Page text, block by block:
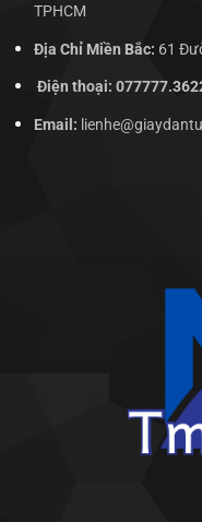
TPHCM
Địa Chỉ Miền Bắc: 61
Điện thoại:
Email: